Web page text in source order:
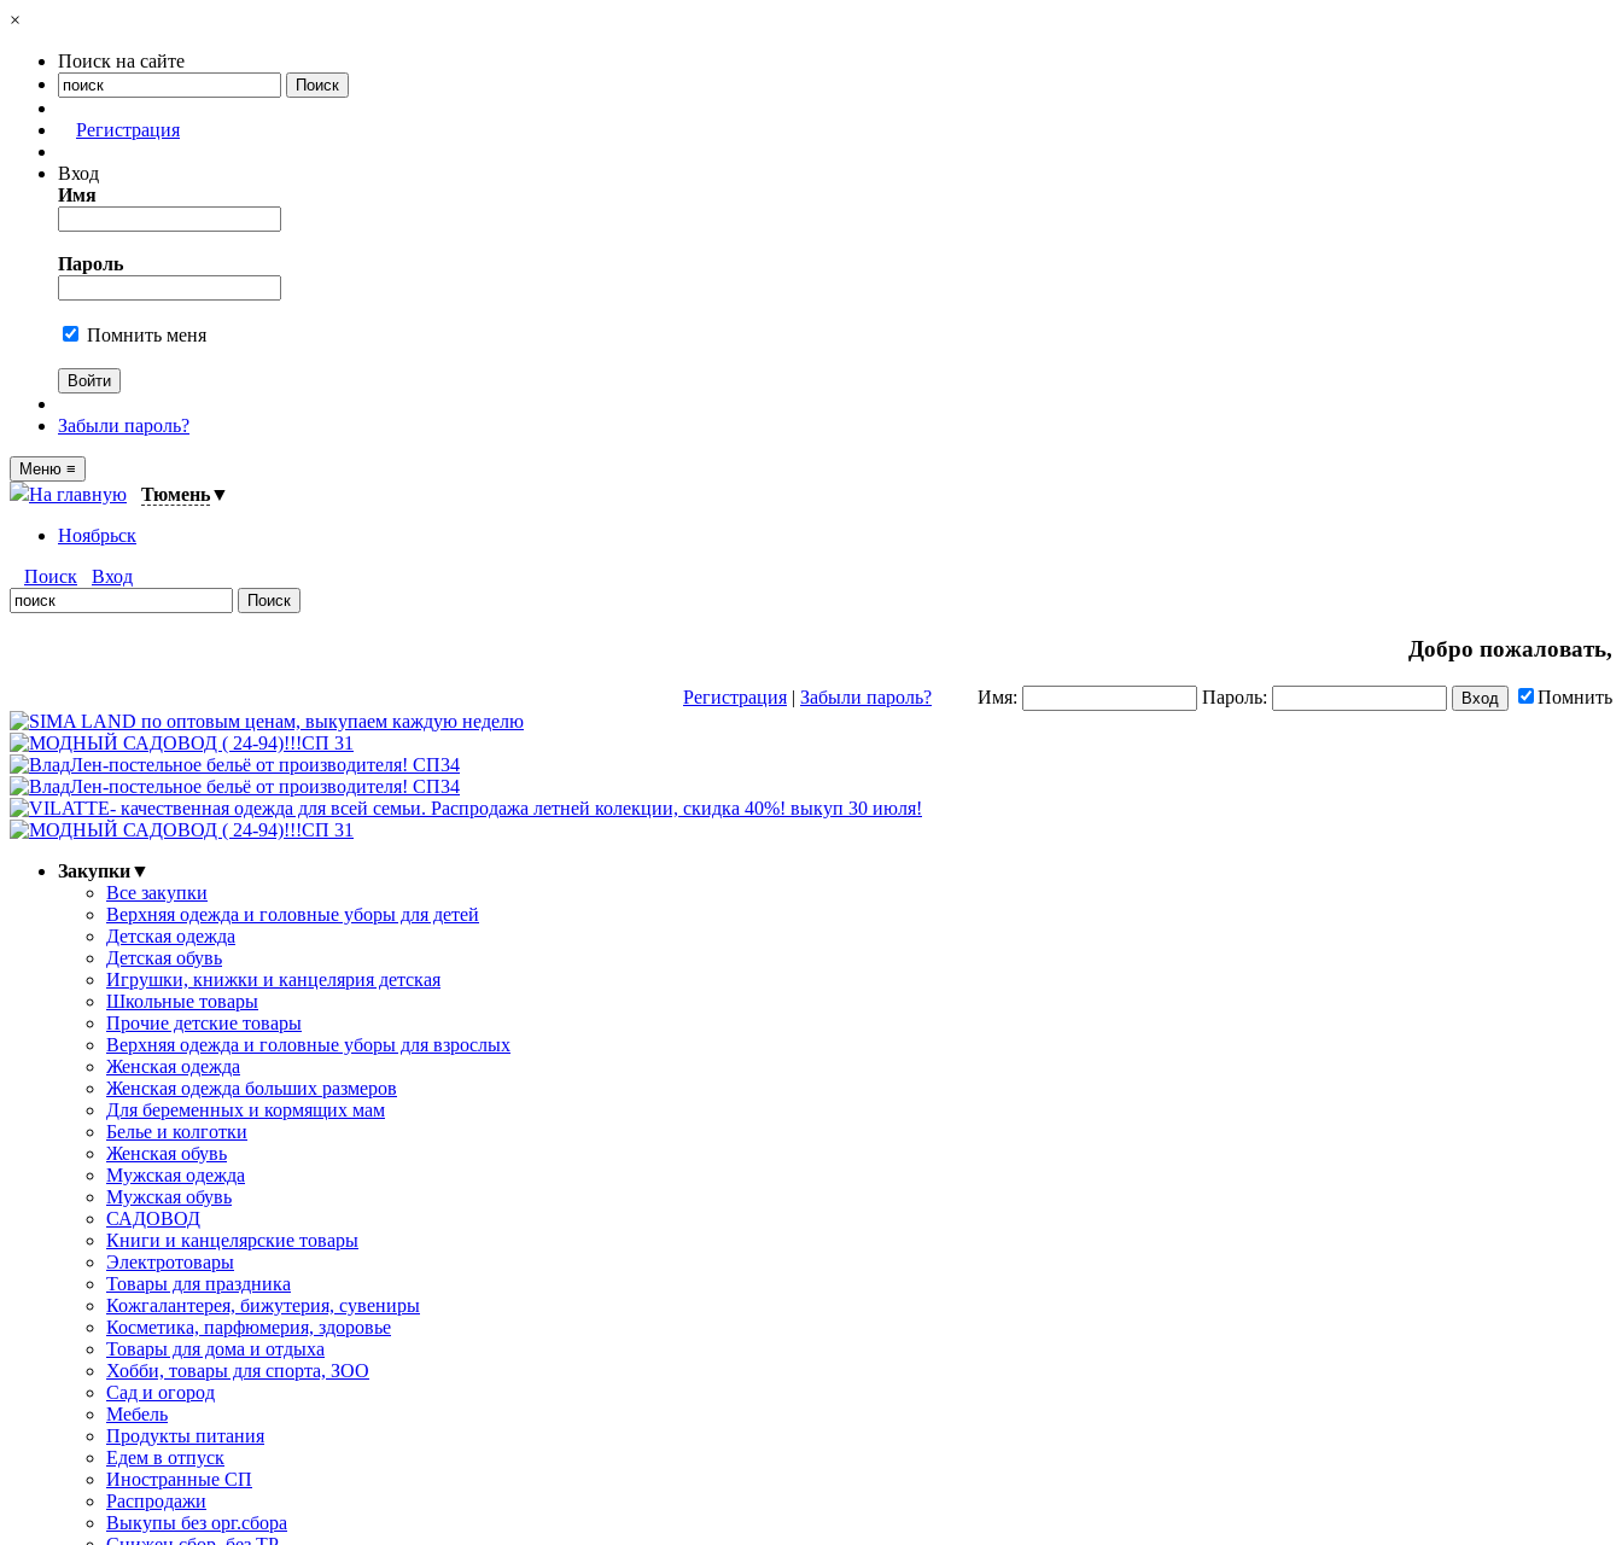
×
Поиск на сайте
Регистрация
Вход
Имя
Пароль
Помнить меня
Забыли пароль?
Меню ≡
На главную Тюмень▼
Ноябрьск
Поиск
Вход
Добро пожаловать,
Регистрация | Забыли пароль? Имя: Пароль: Помнить
Закупки▼
Все закупки
Верхняя одежда и головные уборы для детей
Детская одежда
Детская обувь
Игрушки, книжки и канцелярия детская
Школьные товары
Прочие детские товары
Верхняя одежда и головные уборы для взрослых
Женская одежда
Женская одежда больших размеров
Для беременных и кормящих мам
Белье и колготки
Женская обувь
Мужская одежда
Мужская обувь
САДОВОД
Книги и канцелярские товары
Электротовары
Товары для праздника
Кожгалантерея, бижутерия, сувениры
Косметика, парфюмерия, здоровье
Товары для дома и отдыха
Хобби, товары для спорта, ЗОО
Сад и огород
Мебель
Продукты питания
Едем в отпуск
Иностранные СП
Распродажи
Выкупы без орг.сбора